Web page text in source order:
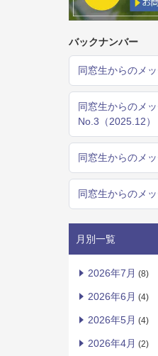
バックナンバー
同窓生からのメ
同窓生からのメ
No.3（2025.12）
同窓生からのメ
同窓生からのメ
月別一覧
2026年7月 (8)
2026年6月 (4)
2026年5月 (4)
2026年4月 (2)